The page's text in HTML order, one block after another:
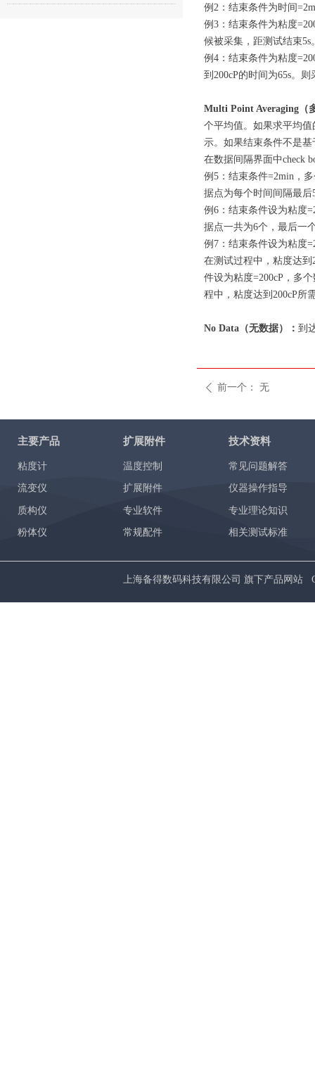
例2：结束条件为时间
例3：结束条件为粘度
候被采集，距测试结束5s
例4：结束条件为粘度
到200cP的时间为65s。
Multi Point Averaging（
个平均值。如果求平均
示。如果结束条件不是
在数据间隔界面中check
例5：结束条件=2min，
据点为每个时间间隔最
例6：结束条件设为粘度
据点一共为6个，最后一
例7：结束条件设为粘度
在测试过程中，粘度达到
件设为粘度=200cP，多
程中，粘度达到200cP所
No Data（无数据）： 到
ꄴ 前一个： 无
上海备得数码科技有限公司 旗下产品网站
常见问题解答
仪器操作指导
专业理论知识
相关测试标准
主要产品 技术资料
扩展附件
粘度计
流变仪
质构仪
粉体仪
温度控制
扩展附件
专业软件
常规配件